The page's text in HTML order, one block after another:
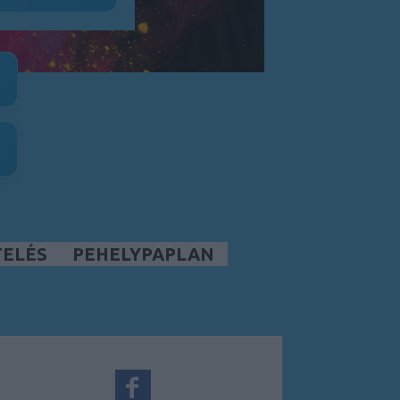
PEHELYPAPLAN